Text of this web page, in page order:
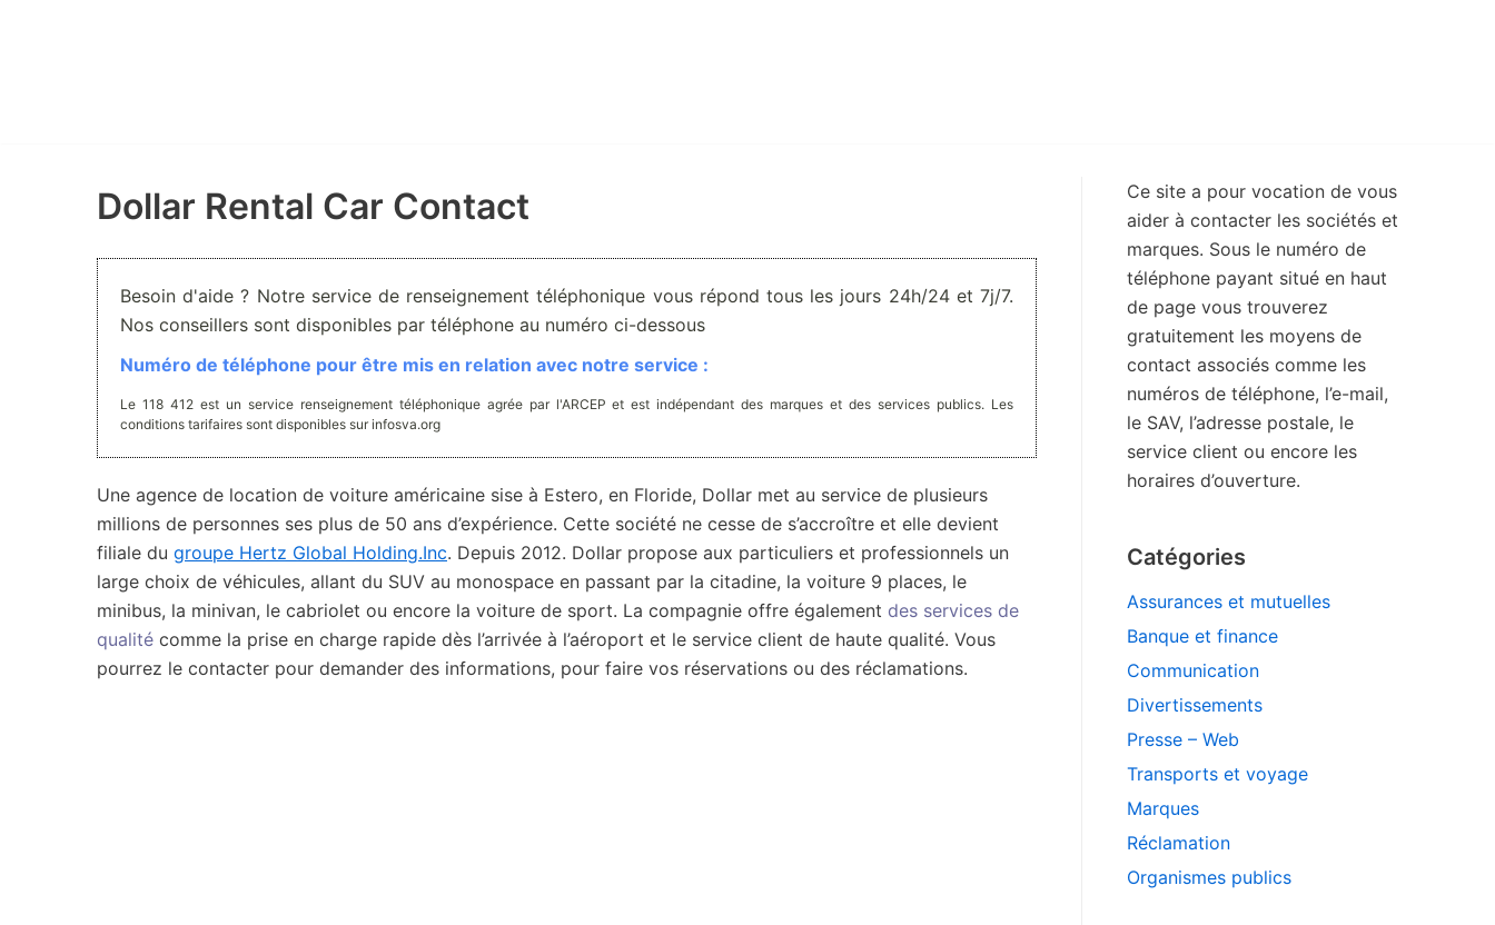
Dollar Rental Car Contact
Besoin d'aide ? Notre service de renseignement téléphonique vous répond tous les jours 24h/24 et 7j/7.
Nos conseillers sont disponibles par téléphone au numéro ci-dessous
Numéro de téléphone pour être mis en relation avec notre service :
Le 118 412 est un service renseignement téléphonique agrée par l'ARCEP et est indépendant des marques et des services publics. Les
conditions tarifaires sont disponibles sur infosva.org
Une agence de location de voiture américaine sise à Estero, en Floride, Dollar met au service de plusieurs
millions de personnes ses plus de 50 ans d’expérience. Cette société ne cesse de s’accroître et elle devient
filiale du groupe Hertz Global Holding.Inc. Depuis 2012. Dollar propose aux particuliers et professionnels un
large choix de véhicules, allant du SUV au monospace en passant par la citadine, la voiture 9 places, le
minibus, la minivan, le cabriolet ou encore la voiture de sport. La compagnie offre également des services de
qualité comme la prise en charge rapide dès l’arrivée à l’aéroport et le service client de haute qualité. Vous
pourrez le contacter pour demander des informations, pour faire vos réservations ou des réclamations.
Ce site a pour vocation de vous
aider à contacter les sociétés et
marques. Sous le numéro de
téléphone payant situé en haut
de page vous trouverez
gratuitement les moyens de
contact associés comme les
numéros de téléphone, l’e-mail,
le SAV, l’adresse postale, le
service client ou encore les
horaires d’ouverture.
Catégories
Assurances et mutuelles
Banque et finance
Communication
Divertissements
Presse – Web
Transports et voyage
Marques
Réclamation
Organismes publics